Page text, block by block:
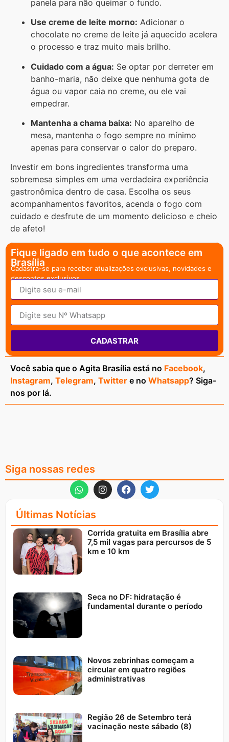
panela para não queimar o fundo.
Use creme de leite morno: Adicionar o
chocolate no creme de leite já aquecido acelera
o processo e traz muito mais brilho.
Cuidado com a água: Se optar por derreter em
banho-maria, não deixe que nenhuma gota de
água ou vapor caia no creme, ou ele vai
empedrar.
Mantenha a chama baixa: No aparelho de
mesa, mantenha o fogo sempre no mínimo
apenas para conservar o calor do preparo.
Investir em bons ingredientes transforma uma
sobremesa simples em uma verdadeira experiência
gastronômica dentro de casa. Escolha os seus
acompanhamentos favoritos, acenda o fogo com
cuidado e desfrute de um momento delicioso e cheio
de afeto!
Fique ligado em tudo o que acontece em
Brasília
Cadastra-se para receber atualizações exclusivas, novidades e
descontos exclusivos.
CADASTRAR
Você sabia que o Agita Brasília está no Facebook,
Instagram, Telegram, Twitter e no Whatsapp? Siga-
nos por lá.
Siga nossas redes
Últimas Notícias
Corrida gratuita em Brasília abre
7,5 mil vagas para percursos de 5
km e 10 km
Seca no DF: hidratação é
fundamental durante o período
Novos zebrinhas começam a
circular em quatro regiões
administrativas
Região 26 de Setembro terá
vacinação neste sábado (8)